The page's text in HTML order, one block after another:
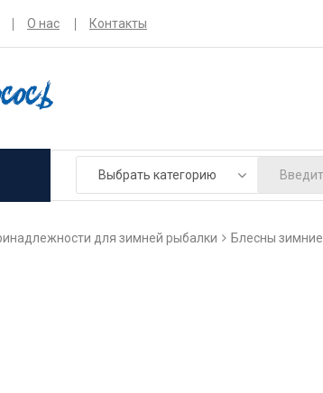
О нас Контакты
для зимней рыбалки Блесны зимние